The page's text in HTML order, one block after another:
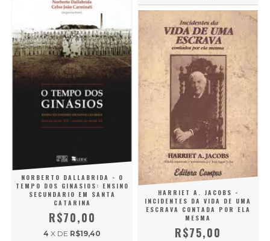
NORBERTO DALLABRIDA - O
TEMPO DOS GINASIOS: ENSINO
SECUNDARIO EM SANTA
CATARINA
R$70,00
4 X DE R$19,40
HARRIET A. JACOBS -
INCIDENTES DA VIDA DE UMA
ESCRAVA CONTADA POR ELA
MESMA
R$75,00